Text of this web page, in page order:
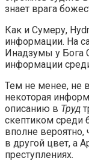
знает врага
Как и Сумеру,
информации. На
Инадзумы у Бога
информации
Тем не менее, не
некоторая
описанию в Труд
скептиком среди
вполне вероятно,
в другой цвет, а
преступлениях.